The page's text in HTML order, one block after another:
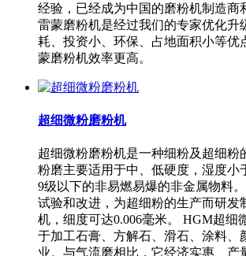
经验，已经成为中国的磨粉机制造商
雷蒙磨粉机是经过我们的专家优化升
耗、投资小、环保、占地面积小等优
蒙磨粉机效率更高。
超细微粉磨粉机
超细微粉磨粉机是一种细粉及超细粉
粉磨主要适用于中、低硬度，湿度小
9级以下的非易燃易爆的非金属物料
试验和改进，为超细粉的生产而研发
机，细度可达0.006毫米。 HGM超细
于加工石膏、方解石、滑石、涂料、
业。与气流磨相比，它经济实惠、产